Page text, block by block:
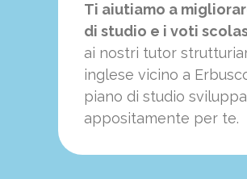
Ti aiutiamo a
di studio e i voti
ai nostri tutor
inglese vicino a
piano di studio
appositamente per te.